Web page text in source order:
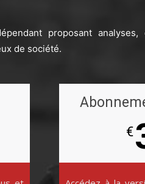
proposant analyses,
de société.
€